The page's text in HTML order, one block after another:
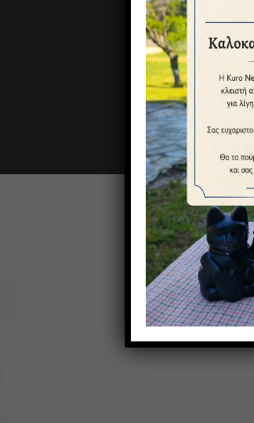
Μπορεί